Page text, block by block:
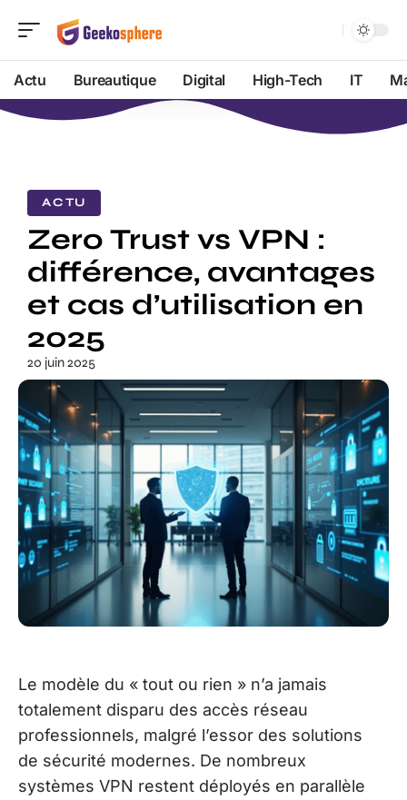
Actu Bureautique Digital High-Tech IT
ACTU
Zero Trust vs VPN :
différence, avantages
et cas d’utilisation en
2025
20 juin 2025
Le modèle du « tout ou rien » n’a jamais
totalement disparu des accès réseau
professionnels, malgré l’essor des solutions
de sécurité modernes. De nombreux
systèmes VPN restent déployés en parallèle